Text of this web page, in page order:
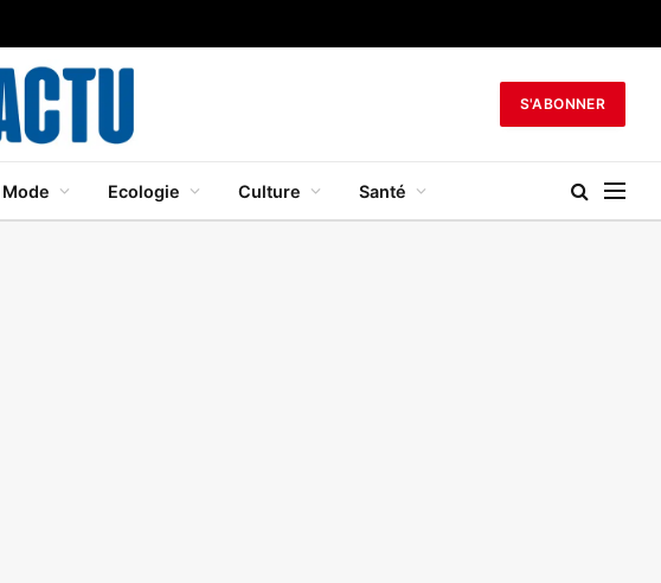
S'ABONNER
Mode Ecologie Culture Santé